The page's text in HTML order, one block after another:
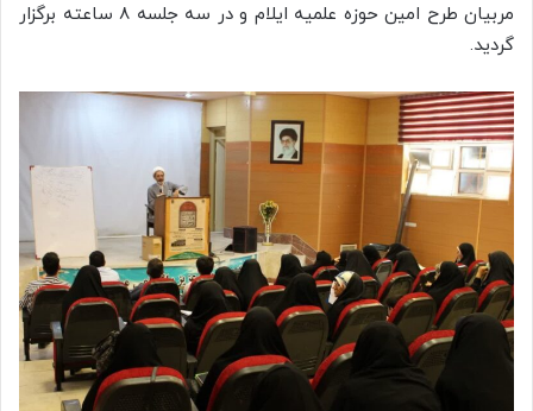
مربیان طرح امین حوزه علمیه ایلام و در سه جلسه ۸ ساعته برگزار
گردید.